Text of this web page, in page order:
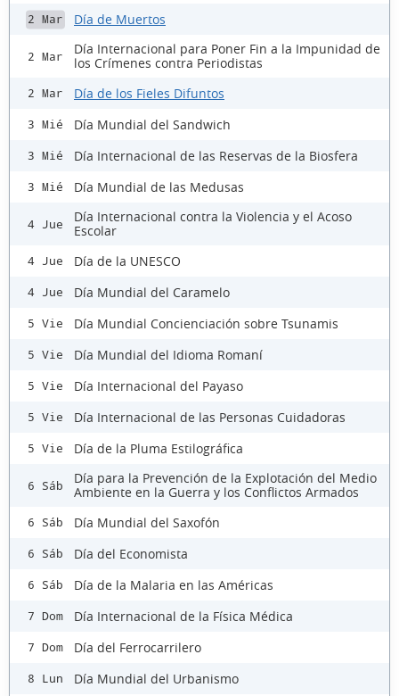
2 Mar Día de Muertos
2 Mar
Día Internacional para Poner Fin a la Impunidad de
los Crímenes contra Periodistas
2 Mar Día de los Fieles Difuntos
3 Mié Día Mundial del Sandwich
3 Mié Día Internacional de las Reservas de la Biosfera
3 Mié Día Mundial de las Medusas
4 Jue
Día Internacional contra la Violencia y el Acoso
Escolar
4 Jue Día de la UNESCO
4 Jue Día Mundial del Caramelo
5 Vie Día Mundial Concienciación sobre Tsunamis
5 Vie Día Mundial del Idioma Romaní
5 Vie Día Internacional del Payaso
5 Vie Día Internacional de las Personas Cuidadoras
5 Vie Día de la Pluma Estilográfica
6 Sáb
Día para la Prevención de la Explotación del Medio
Ambiente en la Guerra y los Conflictos Armados
6 Sáb Día Mundial del Saxofón
6 Sáb Día del Economista
6 Sáb Día de la Malaria en las Américas
7 Dom Día Internacional de la Física Médica
7 Dom Día del Ferrocarrilero
8 Lun Día Mundial del Urbanismo